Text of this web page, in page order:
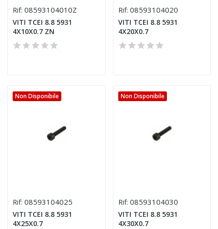
Rif: 08593104010Z
VITI TCEI 8.8 5931
4X10X0.7 ZN
Rif: 08593104020
VITI TCEI 8.8 5931
4X20X0.7
Non Disponibile
Rif: 08593104025
VITI TCEI 8.8 5931
4X25X0.7
Non Disponibile
Rif: 08593104030
VITI TCEI 8.8 5931
4X30X0.7